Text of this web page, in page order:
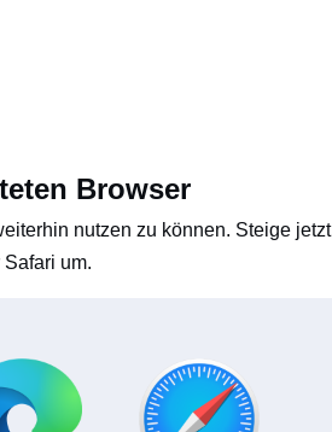
Browser
nutzen zu können. Steige jetzt
um.